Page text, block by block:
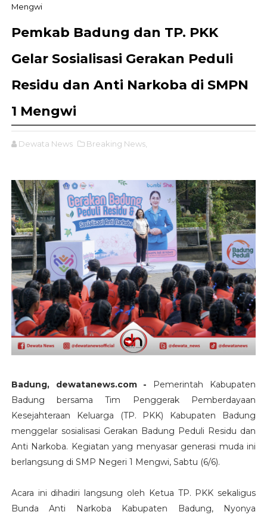
Mengwi
Pemkab Badung dan TP. PKK
Gelar Sosialisasi Gerakan Peduli
Residu dan Anti Narkoba di SMPN
1 Mengwi
Dewata News Breaking News,
Badung, dewatanews.com - Pemerintah Kabupaten
Badung bersama Tim Penggerak Pemberdayaan
Kesejahteraan Keluarga (TP. PKK) Kabupaten Badung
menggelar sosialisasi Gerakan Badung Peduli Residu dan
Anti Narkoba. Kegiatan yang menyasar generasi muda ini
berlangsung di SMP Negeri 1 Mengwi, Sabtu (6/6).
Acara ini dihadiri langsung oleh Ketua TP. PKK sekaligus
Bunda Anti Narkoba Kabupaten Badung, Nyonya